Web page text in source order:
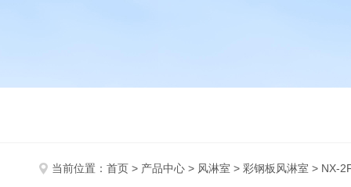
当前位置： 首页 > 产品中心 > 风淋室 > 彩钢板风淋室 > NX-